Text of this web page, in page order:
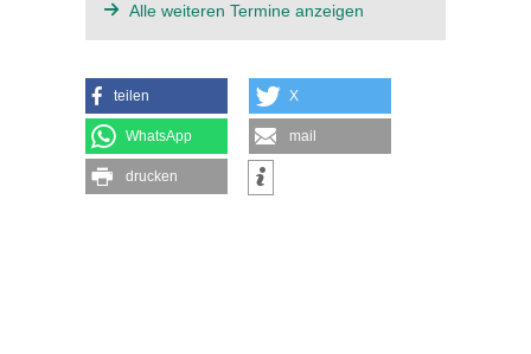
Alle weiteren Termine anzeigen
teilen X
WhatsApp mail
drucken